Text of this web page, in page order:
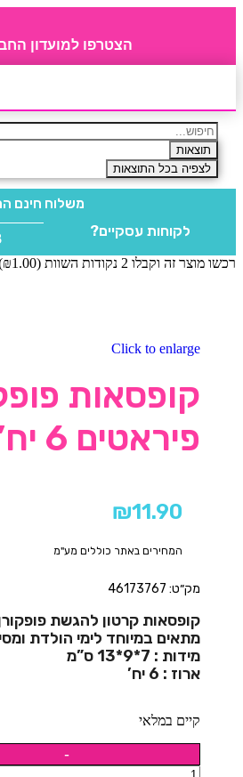
הצטרפו למועדון
תוצאות
לצפיה בכל התוצאות
משלוח חינם
לקוחות עסקיים?
רכשו מוצר זה וקבלו 2 נקודות השוות ( ₪1.00
Click to enlarge
קופסאות
פיראטים 6 יח’
₪11.90
המחירים באתר כוללים מע"מ
מק״ט: 46173767
קופסאות קרטון להגשת
מתאים במיוחד לימי הולדת
מידות : 7*9*13 ס”מ
ארוז : 6 יח’
קיים במלאי